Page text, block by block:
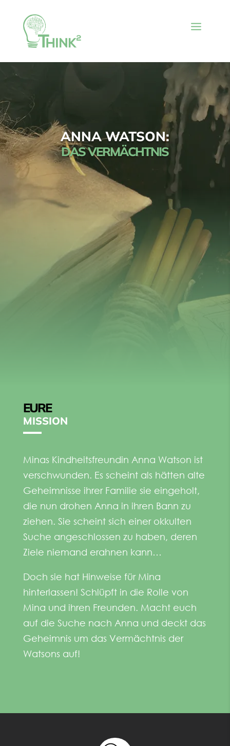
ANNA WATSON:
DAS VERMÄCHTNIS
EURE
MISSION
Minas Kindheitsfreundin Anna Watson ist
verschwunden. Es scheint als hätten alte
Geheimnisse ihrer Familie sie eingeholt,
die nun drohen Anna in ihren Bann zu
ziehen. Sie scheint sich einer okkulten
Suche angeschlossen zu haben, deren
Ziele niemand erahnen kann…
Doch sie hat Hinweise für Mina
hinterlassen! Schlüpft in die Rolle von
Mina und ihren Freunden. Macht euch
auf die Suche nach Anna und deckt das
Geheimnis um das Vermächtnis der
Watsons auf!